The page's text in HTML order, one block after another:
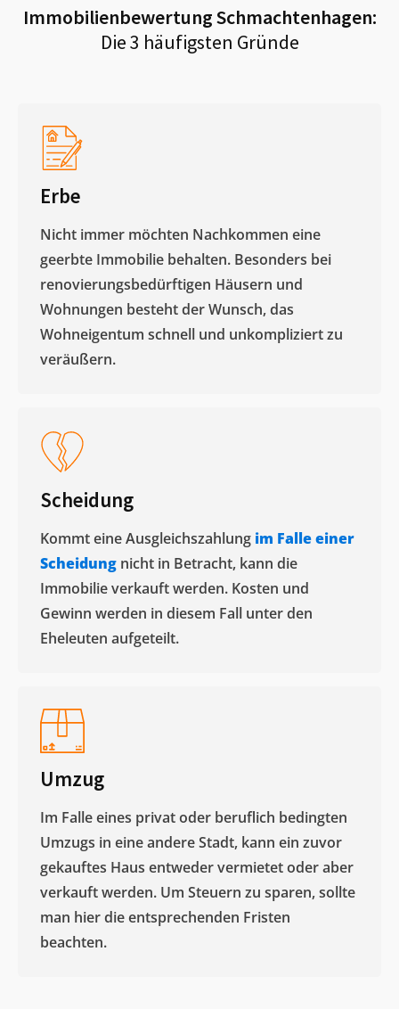
ImmobilienbewertungSchmachtenhagen:
Die 3 häufigsten Gründe
Erbe
Nicht immer möchten Nachkommen eine
geerbte Immobilie behalten. Besonders bei
renovierungsbedürftigen Häusern und
Wohnungen besteht der Wunsch, das
Wohneigentum schnell und unkompliziert zu
veräußern. ​
Scheidung
Kommt eine Ausgleichszahlung im Falle einer
Scheidung nicht in Betracht, kann die
Immobilie verkauft werden. Kosten und
Gewinn werden in diesem Fall unter den
Eheleuten aufgeteilt.​
Umzug
Im Falle eines privat oder beruflich bedingten
Umzugs in eine andere Stadt, kann ein zuvor
gekauftes Haus entweder vermietet oder aber
verkauft werden. Um Steuern zu sparen, sollte
man hier die entsprechenden Fristen
beachten.